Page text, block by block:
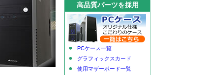
高品質パーツを採用
PCケース一覧
グラフィックスカード
使用マザーボード一覧